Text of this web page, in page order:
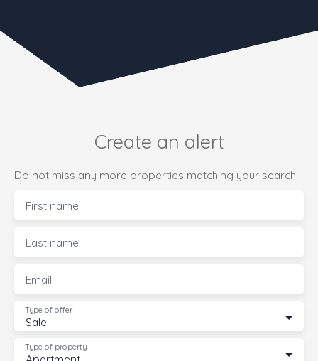
Create an alert
Do not miss any more properties matching your search!
First name
Last name
Email
Sale
Type of offer
Type of property